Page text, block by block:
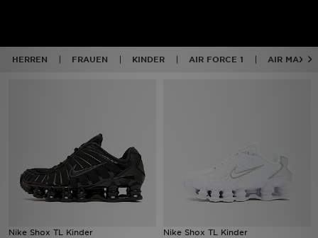
HERREN FRAUEN KINDER AIR FORCE 1 AIR MAX
Nike Shox TL Kinder Nike Shox TL Kinder
Mein JD
Hilfe & Kontakt
Geschenkgutschein